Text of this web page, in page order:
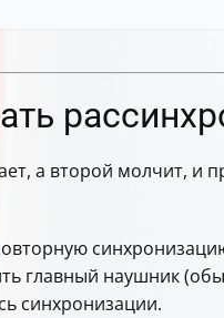
а второй молчит, и
главный наушник
синхронизации.